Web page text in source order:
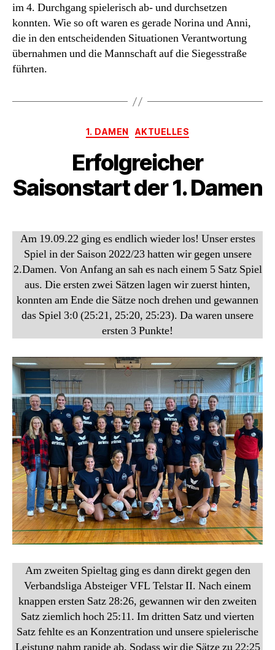
im 4. Durchgang spielerisch ab- und durchsetzen
konnten. Wie so oft waren es gerade Norina und Anni,
die in den entscheidenden Situationen Verantwortung
übernahmen und die Mannschaft auf die Siegesstraße
führten.
Kategorien
1. DAMEN AKTUELLES
Erfolgreicher
Saisonstart der 1. Damen
Am 19.09.22 ging es endlich wieder los! Unser erstes
Spiel in der Saison 2022/23 hatten wir gegen unsere
2.Damen. Von Anfang an sah es nach einem 5 Satz Spiel
aus. Die ersten zwei Sätzen lagen wir zuerst hinten,
konnten am Ende die Sätze noch drehen und gewannen
das Spiel 3:0 (25:21, 25:20, 25:23). Da waren unsere
ersten 3 Punkte!
Am zweiten Spieltag ging es dann direkt gegen den
Verbandsliga Absteiger VFL Telstar II. Nach einem
knappen ersten Satz 28:26, gewannen wir den zweiten
Satz ziemlich hoch 25:11. Im dritten Satz und vierten
Satz fehlte es an Konzentration und unsere spielerische
Leistung nahm rapide ab. Sodass wir die Sätze zu 22:25